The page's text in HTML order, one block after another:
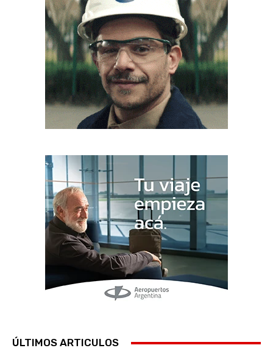
ÚLTIMOS ARTICULOS